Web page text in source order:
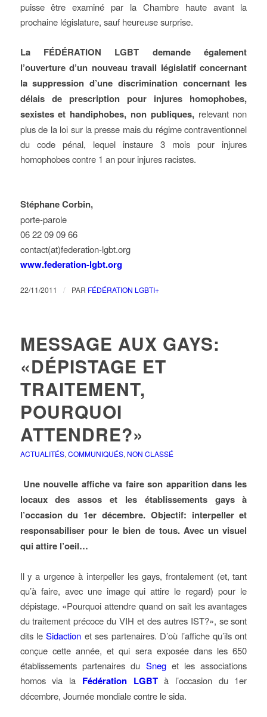
puisse être examiné par la Chambre haute avant la
prochaine législature, sauf heureuse surprise.
La FÉDÉRATION LGBT demande également
l’ouverture d’un nouveau travail législatif concernant
la suppression d’une discrimination concernant les
délais de prescription pour injures homophobes,
sexistes et handiphobes, non publiques,relevant non
plus de la loi sur la presse mais du régime contraventionnel
du code pénal, lequel instaure 3 mois pour injures
homophobes contre 1 an pour injures racistes.
Stéphane Corbin,
porte-parole
06 22 09 09 66
contact(at)federation-lgbt.org
www.federation-lgbt.org
22/11/2011 / PAR FÉDÉRATION LGBTI+
MESSAGE AUX GAYS:
«DÉPISTAGE ET
TRAITEMENT,
POURQUOI
ATTENDRE?»
ACTUALITÉS,COMMUNIQUÉS, NON CLASSÉ
Une nouvelle affiche va faire son apparition dans les
locaux des assos et les établissements gays à
l’occasion du 1er décembre. Objectif: interpeller et
responsabiliser pour le bien de tous. Avec un visuel
qui attire l’oeil…
Il y a urgence à interpeller les gays, frontalement (et, tant
qu’à faire, avec une image qui attire le regard) pour le
dépistage. «Pourquoi attendre quand on sait les avantages
du traitement précoce du VIH et des autres IST?», se sont
dits leSidaction et ses partenaires. D’où l’affiche qu’ils ont
conçue cette année, et qui sera exposée dans les 650
établissements partenaires du Sneget les associations
homos via la Fédération LGBT à l’occasion du 1er
décembre, Journée mondiale contre le sida.